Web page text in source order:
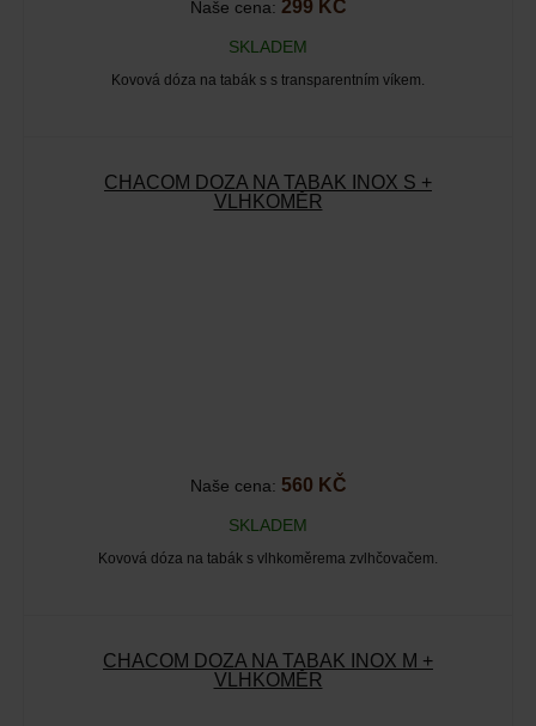
Naše cena: 299 KČ
SKLADEM
Kovová dóza na tabák s s transparentním víkem.
CHACOM DÓZA NA TABÁK INOX S +
VLHKOMĚR
Naše cena: 560 KČ
SKLADEM
Kovová dóza na tabák s vlhkoměrema zvlhčovačem.
CHACOM DÓZA NA TABÁK INOX M +
VLHKOMĚR